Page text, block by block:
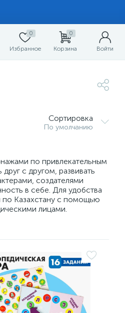
0
Избранное
0
Корзина Войти
Сортировка
По умолчанию
по привлекательным
с другом, развивать
создателями
в себе. Для удобства
по Казахстану с помощью
лицами.